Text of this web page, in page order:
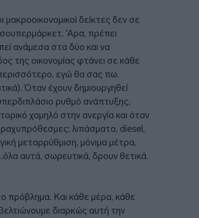
μακροοικονομικοί δείκτες δεν σε
'Αρα, πρέπει
ανάμεσα στα δύο και να
της οικονομίας φτάνει σε κάθε
περισσότερο, εγώ θα σας πω.
Όταν έχουν δημιουργηθεί
ρυθμό ανάπτυξης,
χαμηλό στην ανεργία και όταν
λιπάσματα, diesel,
μεταρρύθμιση, μόνιμα μέτρα,
αυτά, σωρευτικά, δρουν θετικά.
πρόβλημα. Και κάθε μέρα, κάθε
διαρκώς αυτή την